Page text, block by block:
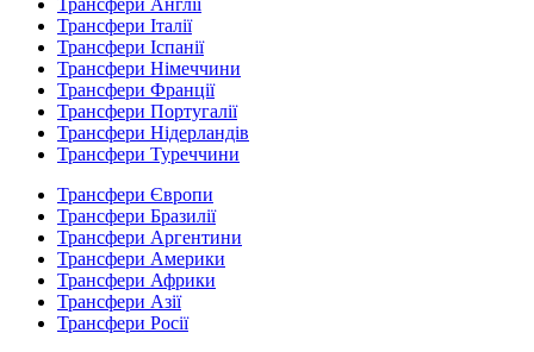
Трансфери Англії
Трансфери Італії
Трансфери Іспанії
Трансфери Німеччини
Трансфери Франції
Трансфери Португалії
Трансфери Нідерландів
Трансфери Туреччини
Трансфери Європи
Трансфери Бразилії
Трансфери Аргентини
Трансфери Америки
Трансфери Африки
Трансфери Азії
Трансфери Росії